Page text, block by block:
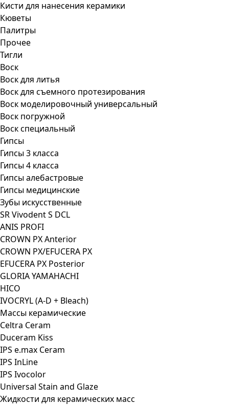
Кисти для нанесения керамики
Кюветы
Палитры
Прочее
Тигли
Воск
Воск для литья
Воск для съемного протезирования
Воск моделировочный универсальный
Воск погружной
Воск специальный
Гипсы
Гипсы 3 класса
Гипсы 4 класса
Гипсы алебастровые
Гипсы медицинские
Зубы искусственные
SR Vivodent S DCL
ANIS PROFI
CROWN PX Anterior
CROWN PX/EFUCERA PX
EFUCERA PX Posterior
GLORIA YAMAHACHI
HICO
IVOCRYL (A-D + Bleach)
Массы керамические
Celtra Ceram
Duceram Kiss
IPS e.max Ceram
IPS InLine
IPS Ivocolor
Universal Stain and Glaze
Жидкости для керамических масс